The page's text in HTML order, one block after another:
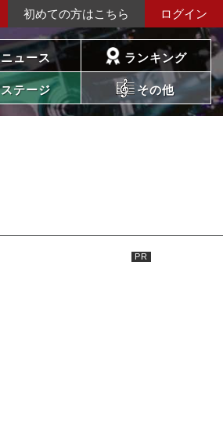
初めての方はこちら ログイン
ニュース ランキング
ステージ その他